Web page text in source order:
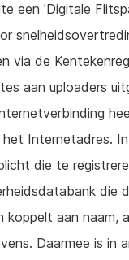
een 'Digitale
via de
aan uploaders
het Internetadres.
die te
die
koppelt aan naam,
Daarmee is in